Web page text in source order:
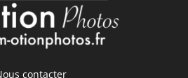
contacter